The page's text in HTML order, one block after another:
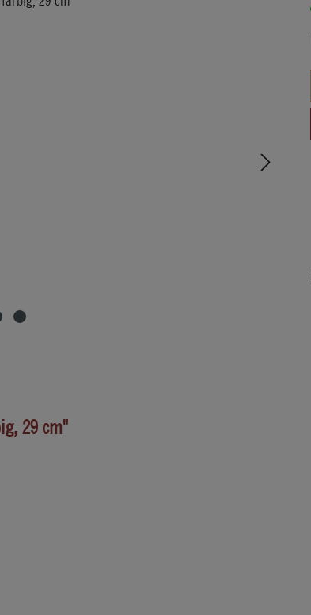
29 cm"